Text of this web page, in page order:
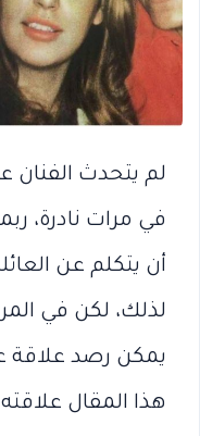
لم يتحدث الفنان
في مرات نادرة،
أن يتكلم عن
لذلك، لكن في
يمكن رصد علاقة
هذا المقال